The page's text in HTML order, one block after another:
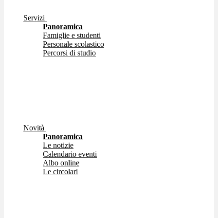
Servizi
Panoramica
Famiglie e studenti
Personale scolastico
Percorsi di studio
Novità
Panoramica
Le notizie
Calendario eventi
Albo online
Le circolari